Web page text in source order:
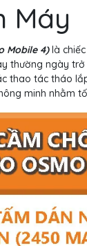
Máy
Mobile 4)là
thường ngày
thao tác tháo
minh nhằm